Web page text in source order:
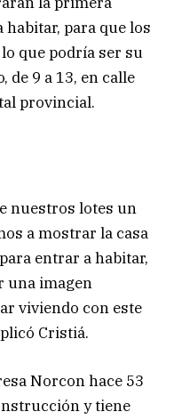
para que los
que podría ser su
de 9 a 13, en calle
provincial.
nuestros lotes un
a mostrar la casa
entrar a habitar,
una imagen
viviendo con este
Cristiá.
Norcon hace 53
y tiene